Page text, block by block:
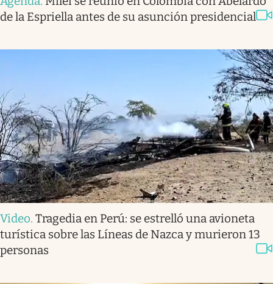
de la Espriella antes de su asunción presidencial
Video. Tragedia en Perú: se estrelló una avioneta
turística sobre las Líneas de Nazca y murieron 13
personas